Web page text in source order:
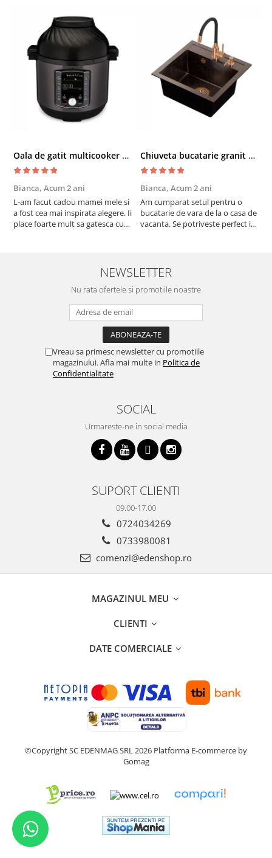
Oala de gatit multicooker 11 functii Instant Pot Pro Crisp 8 + Air Fryer 7.6 lt
Bianca, Acum 2 ani
L-am facut cadou mamei mele si
a fost cea mai inspirata alegere. Ii
place foarte mult sa gatesca cu
cratita...ma gandesc serios sa imi
cumpar si eu! Recomand mult !
Chiuveta bucatarie granit cu finisaj negru perlat/cupru Steingran Art Copper cu dozator si baterie Quadron
Bianca, Acum 2 ani
Am cumparat setul pentru o
bucatarie de vara de la o casa de
vacanta. Se potriveste perfect in
buna, recomand cu drag !
NEWSLETTER
Nu rata ofertele si promotiile noastre
Vreau sa primesc newsletter cu promotiile
magazinului. Afla mai multe in Politica de
Confidentialitate
SOCIAL
Urmareste-ne in social media
SUPORT CLIENTI
09.00-17.00
0724034269
0733980081
comenzi@edenshop.ro
MAGAZINUL MEU
CLIENTI
DATE COMERCIALE
©Copyright SC EDENMAG SRL 2026 Platforma E-commerce by
Gomag